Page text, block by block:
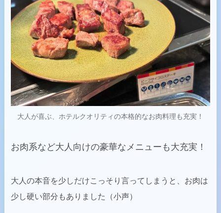
大人が喜ぶ、ホテルクオリティの本格的なお肉料理も充実！
お肉系など大人向けの豪華なメニューも大充実！
大人の本音を少しだけこっそり言ってしまうと、お肉は
少し硬い部分もありました（小声）